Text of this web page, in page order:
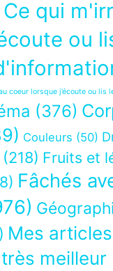
Ce qui
ou
coeur lorsque j’écoute ou lis
(376)
Couleurs (50)
(218) Fruits et
Fâchés
Mes
meilleur